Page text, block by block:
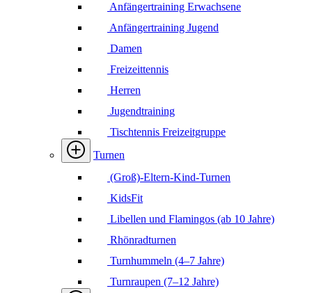
Anfängertraining Erwachsene
Anfängertraining Jugend
Damen
Freizeittennis
Herren
Jugendtraining
Tischtennis Freizeitgruppe
Turnen
(Groß)-Eltern-Kind-Turnen
KidsFit
Libellen und Flamingos (ab 10 Jahre)
Rhönradturnen
Turnhummeln (4–7 Jahre)
Turnraupen (7–12 Jahre)